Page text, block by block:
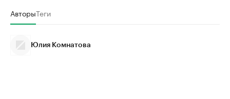
АвторыТеги
Юлия Комнатова